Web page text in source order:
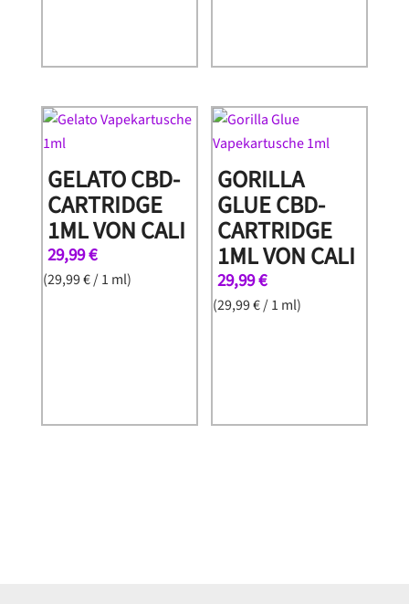
GELATO CBD-
CARTRIDGE
1ML VON CALI
29,99€
(29,99€/ 1 ml)
GORILLA
GLUE CBD-
CARTRIDGE
1ML VON CALI
29,99€
(29,99€/ 1 ml)